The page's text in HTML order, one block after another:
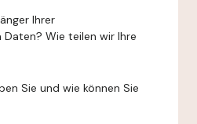
Ihrer
Wie teilen wir Ihre
Sie und wie können Sie